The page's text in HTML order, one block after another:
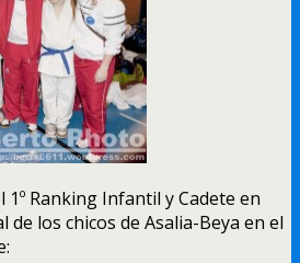
Ranking Infantil y Cadete en
de los chicos de Asalia-Beya en el